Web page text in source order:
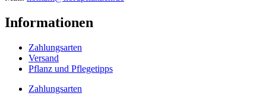
Informationen
Zahlungsarten
Versand
Pflanz und Pflegetipps
Zahlungsarten